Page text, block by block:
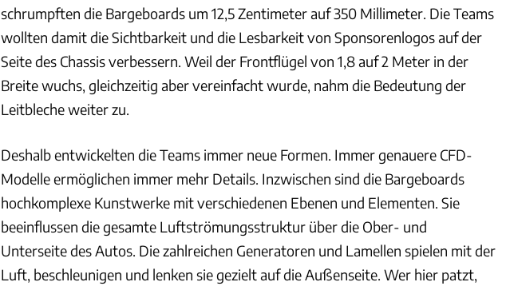
schrumpften die Bargeboards um 12,5 Zentimeter auf 350 Millimeter. Die Teams
wollten damit die Sichtbarkeit und die Lesbarkeit von Sponsorenlogos auf der
Seite des Chassis verbessern. Weil der Frontflügel von 1,8 auf 2 Meter in der
Breite wuchs, gleichzeitig aber vereinfacht wurde, nahm die Bedeutung der
Leitbleche weiter zu.
Deshalb entwickelten die Teams immer neue Formen. Immer genauere CFD-
Modelle ermöglichen immer mehr Details. Inzwischen sind die Bargeboards
hochkomplexe Kunstwerke mit verschiedenen Ebenen und Elementen. Sie
beeinflussen die gesamte Luftströmungsstruktur über die Ober- und
Unterseite des Autos. Die zahlreichen Generatoren und Lamellen spielen mit der
Luft, beschleunigen und lenken sie gezielt auf die Außenseite. Wer hier patzt,